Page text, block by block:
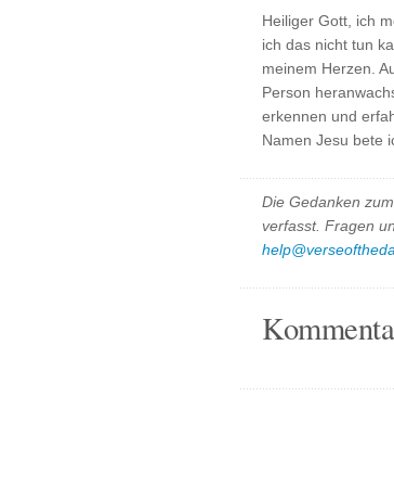
Heiliger Gott, ich
ich das nicht tun
meinem Herzen.
Person
erkennen und
Namen Jesu bete
Die Gedanken
verfasst. Fragen